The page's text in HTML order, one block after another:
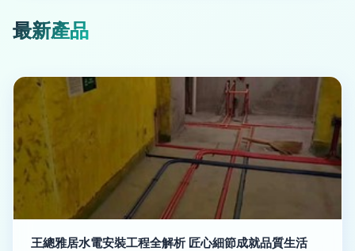
最新產品
王總雅居水電安裝工程全解析 匠心細節成就品質生活